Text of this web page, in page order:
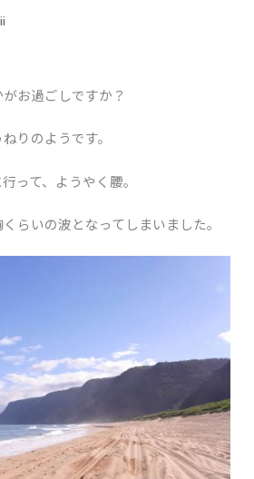
お過ごしですか？
りのようです。
って、ようやく腰。
らいの波となってしまいました。